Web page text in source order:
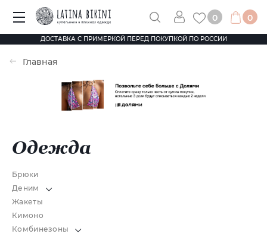
ДОСТАВКА С ПРИМЕРКОЙ ПЕРЕД ПОКУПКОЙ ПО РОССИИ
0 0
Главная
Одежда
Брюки
Деним
Жакеты
Кимоно
Комбинезоны